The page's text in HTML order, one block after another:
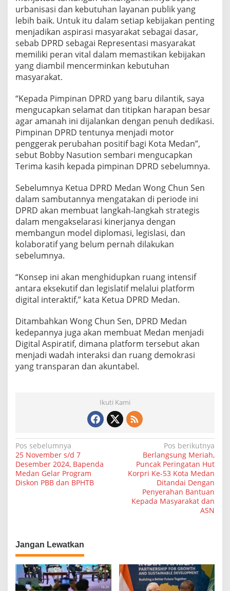
h
a
s
l
k
a
o
g
r
a
m
P
e
m
a
n
g
u
n
a
n
urbanisasi dan kebutuhan layanan publik yang
lebih baik. Untuk itu dalam setiap kebijakan penting
menjadikan aspirasi masyarakat sebagai dasar,
sebab DPRD sebagai Representasi masyarakat
memiliki peran vital dalam memastikan kebijakan
yang diambil mencerminkan kebutuhan
masyarakat.
“Kepada Pimpinan DPRD yang baru dilantik, saya
mengucapkan selamat dan titipkan harapan besar
agar amanah ini dijalankan dengan penuh dedikasi.
Pimpinan DPRD tentunya menjadi motor
penggerak perubahan positif bagi Kota Medan”,
sebut Bobby Nasution sembari mengucapkan
Terima kasih kepada pimpinan DPRD sebelumnya.
Sebelumnya Ketua DPRD Medan Wong Chun Sen
dalam sambutannya mengatakan di periode ini
DPRD akan membuat langkah-langkah strategis
dalam mengakselarasi kinerjanya dengan
membangun model diplomasi, legislasi, dan
kolaboratif yang belum pernah dilakukan
sebelumnya.
“Konsep ini akan menghidupkan ruang intensif
antara eksekutif dan legislatif melalui platform
digital interaktif,” kata Ketua DPRD Medan.
Ditambahkan Wong Chun Sen, DPRD Medan
kedepannya juga akan membuat Medan menjadi
Digital Aspiratif, dimana platform tersebut akan
menjadi wadah interaksi dan ruang demokrasi
yang transparan dan akuntabel.
Ikuti Kami
N
a
v
i
p
o
Pos sebelumnya
25 November s/d 7
Desember 2024, Bapenda
Medan Gelar Program
Diskon PBB dan BPHTB
Pos berikutnya
Berlangsung Meriah,
Puncak Peringatan Hut
Korpri Ke-53 Kota Medan
Ditandai Dengan
Penyerahan Bantuan
Kepada Masyarakat dan
ASN
Jangan Lewatkan